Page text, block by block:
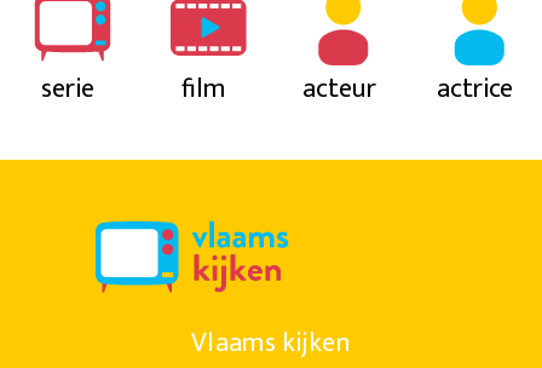
serie film acteur actrice
Vlaams kijken